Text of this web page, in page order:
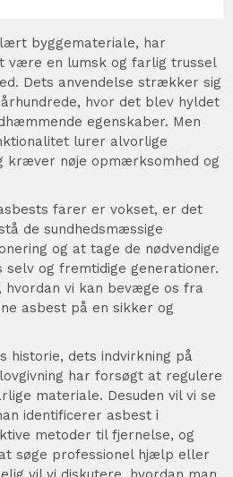
byggemateriale, har
være en lumsk og farlig trussel
Dets anvendelse strækker sig
hvor det blev hyldet
egenskaber. Men
lurer alvorlige
kræver nøje opmærksomhed og
farer er vokset, er det
de sundhedsmæssige
og at tage de nødvendige
og fremtidige generationer.
hvordan vi kan bevæge os fra
asbest på en sikker og
historie, dets indvirkning på
har forsøgt at regulere
materiale. Desuden vil vi se
identificerer asbest i
metoder til fjernelse, og
søge professionel hjælp eller